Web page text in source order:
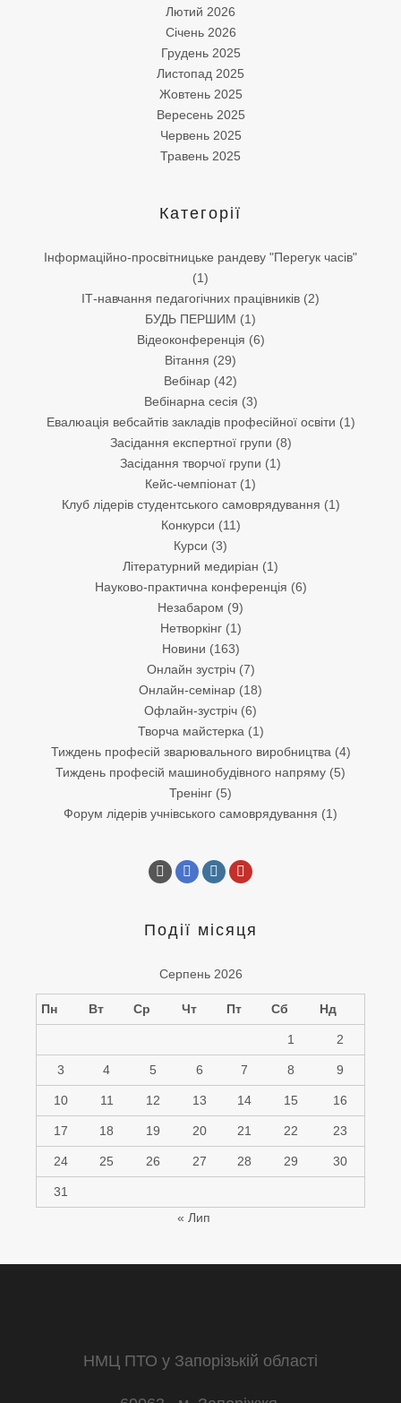
Лютий 2026
Січень 2026
Грудень 2025
Листопад 2025
Жовтень 2025
Вересень 2025
Червень 2025
Травень 2025
Категорії
Інформаційно-просвітницьке рандеву "Перегук часів"
(1)
ІТ-навчання педагогічних працівників (2)
БУДЬ ПЕРШИМ (1)
Відеоконференція (6)
Вітання (29)
Вебінар (42)
Вебінарна сесія (3)
Евалюація вебсайтів закладів професійної освіти (1)
Засідання експертної групи (8)
Засідання творчої групи (1)
Кейс-чемпіонат(1)
Клуб лідерів студентського самоврядування (1)
Конкурси (11)
Курси (3)
Літературний медиріан (1)
Науково-практична конференція (6)
Незабаром (9)
Нетворкінг(1)
Новини (163)
Онлайн зустріч(7)
Онлайн-семінар (18)
Офлайн-зустріч (6)
Творча майстерка(1)
Тиждень професій зварювального виробництва(4)
Тиждень професій машинобудівного напряму (5)
Тренінг (5)
Форум лідерів учнівського самоврядування (1)
Події місяця
Серпень 2026
Пн Вт Ср Чт Пт Сб Нд
1 2
3 4 5 6 7 8 9
10 11 12 13 14 15 16
17 18 19 20 21 22 23
24 25 26 27 28 29 30
31
« Лип
НМЦ ПТО у Запорізькій області